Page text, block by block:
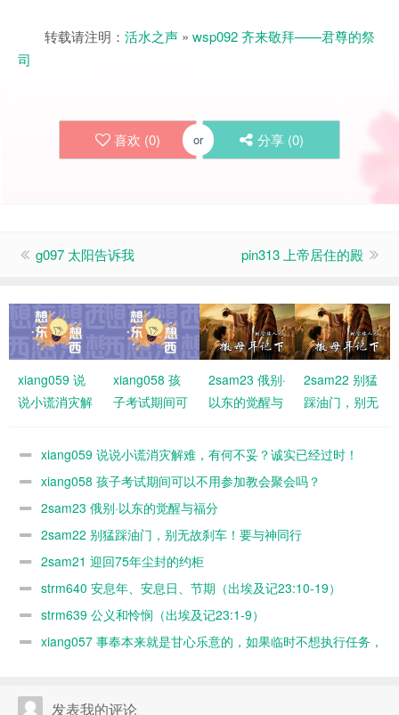
转载请注明： 活水之声 » wsp092 齐来敬拜——君尊的祭
司
喜欢 (0) or 分享 (0)
g097 太阳告诉我 pin313 上帝居住的殿
xiang059 说
说小谎消灾解
妥？诚实已经
xiang058 孩
子考试期间可
会聚会吗？
2sam23 俄别·
以东的觉醒与
2sam22 别猛
踩油门，别无
神同行
xiang059 说说小谎消灾解难，有何不妥？诚实已经过时！
xiang058 孩子考试期间可以不用参加教会聚会吗？
2sam23 俄别·以东的觉醒与福分
2sam22 别猛踩油门，别无故刹车！要与神同行
2sam21 迎回75年尘封的约柜
strm640 安息年、安息日、节期（出埃及记23:10-19）
strm639 公义和怜悯（出埃及记23:1-9）
xiang057 事奉本来就是甘心乐意的，如果临时不想执行任务，
发表我的评论